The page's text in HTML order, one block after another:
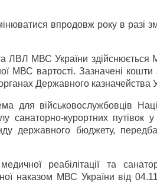
впродовж року в разі
ЛВЛ МВС України здійснюється
МВС вартості. Зазначені кошти
Державного казначейства
для військовослужбовців
санаторно-курортних
державного бюджету,
реабілітації та
наказом МВС України від